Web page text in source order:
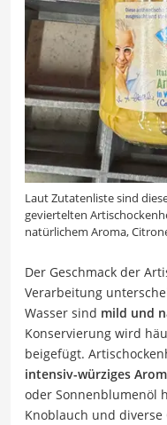
Laut Zutatenliste sind
geviertelten
natürlichem Aroma,
Der Geschmack der
Verarbeitung
Wasser sind mild und
Konservierung wird
beigefügt.
intensiv-würziges
oder Sonnenblumenöl
Knoblauch und diverse